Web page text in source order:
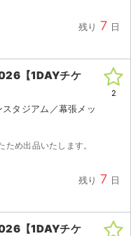
残り 7 日
【1DAYチケ
タジアム／幕張メッ
め出品いたします。
残り 7 日
2
【1DAYチケ